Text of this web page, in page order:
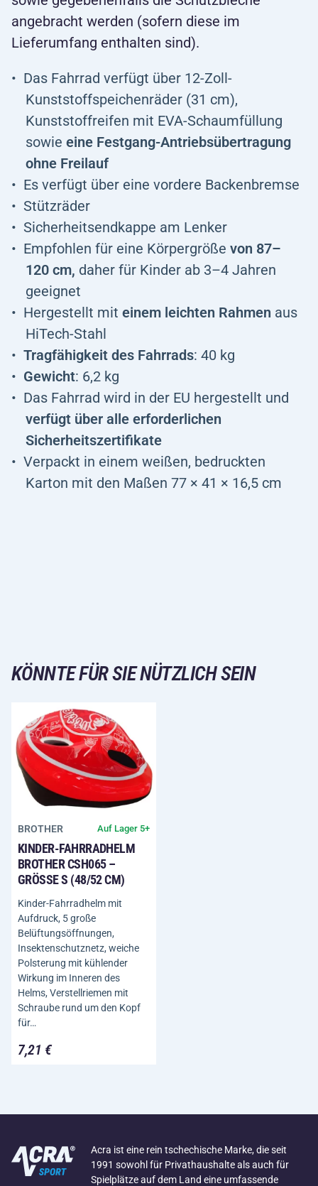
angebracht werden (sofern diese im
Lieferumfang enthalten sind).
Das Fahrrad verfügt über 12-Zoll-
Kunststoffspeichenräder (31 cm),
Kunststoffreifen mit EVA-Schaumfüllung
sowie eine Festgang-Antriebsübertragung
ohne Freilauf
Es verfügt über eine vordere Backenbremse
Stützräder
Sicherheitsendkappe am Lenker
Empfohlen für eine Körpergröße von 87–
120 cm, daher für Kinder ab 3–4 Jahren
geeignet
Hergestellt mit einem leichten Rahmen aus
HiTech-Stahl
Tragfähigkeit des Fahrrads: 40 kg
Gewicht: 6,2 kg
Das Fahrrad wird in der EU hergestellt und
verfügt über alle erforderlichen
Sicherheitszertifikate
Verpackt in einem weißen, bedruckten
Karton mit den Maßen 77 × 41 × 16,5 cm
KÖNNTE FÜR SIE NÜTZLICH SEIN
BROTHER Auf Lager 5+
KINDER-FAHRRADHELM
BROTHER CSH065 –
GRÖSSE S (48/52 CM)
Kinder-Fahrradhelm mit
Aufdruck, 5 große
Belüftungsöffnungen,
Insektenschutznetz, weiche
Polsterung mit kühlender
Wirkung im Inneren des
Helms, Verstellriemen mit
Schraube rund um den Kopf
für…
7,21 €
Acra ist eine rein tschechische Marke, die seit
1991 sowohl für Privathaushalte als auch für
Spielplätze auf dem Land eine umfassende